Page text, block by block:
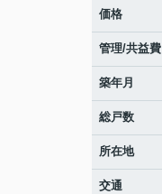
価格
管理/共益費
築年月
総戸数
所在地
交通